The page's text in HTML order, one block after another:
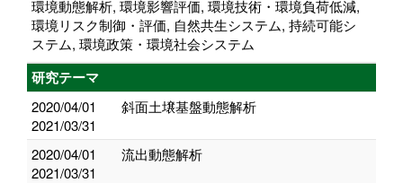
環境動態解析, 環境影響評価, 環境技術・環境負荷低減,
環境リスク制御・評価, 自然共生システム, 持続可能シ
ステム, 環境政策・環境社会システム
研究テーマ
2020/04/01
2021/03/31
斜面土壌基盤動態解析
2020/04/01
2021/03/31
流出動態解析